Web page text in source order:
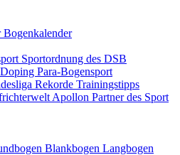
Bogenkalender
Sportordnung des DSB
Para-Bogensport
Rekorde Trainingstipps
Apollon Partner des Sport
Blankbogen Langbogen